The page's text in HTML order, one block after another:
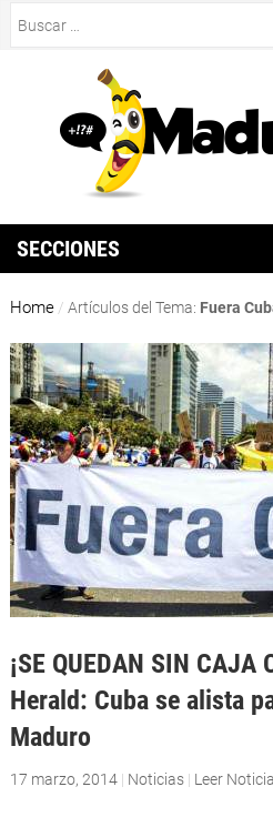
SECCIONES
Home / Artículos del Tema: Fuera
¡SE QUEDAN SIN CAJA
Herald: Cuba se alista
Maduro
17 marzo, 2014| Noticias | Leer Noticia